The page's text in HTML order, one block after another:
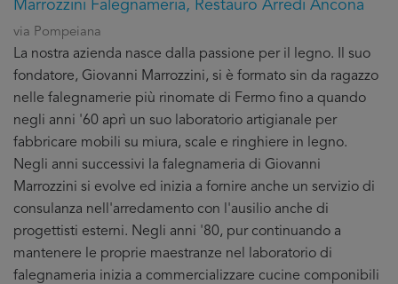
Marrozzini Falegnameria, Restauro Arredi Ancona
via Pompeiana
La nostra azienda nasce dalla passione per il legno. Il suo
fondatore, Giovanni Marrozzini, si è formato sin da ragazzo
nelle falegnamerie più rinomate di Fermo fino a quando
negli anni '60 aprì un suo laboratorio artigianale per
fabbricare mobili su miura, scale e ringhiere in legno.
Negli anni successivi la falegnameria di Giovanni
Marrozzini si evolve ed inizia a fornire anche un servizio di
consulanza nell'arredamento con l'ausilio anche di
progettisti esterni. Negli anni '80, pur continuando a
mantenere le proprie maestranze nel laboratorio di
falegnameria inizia a commercializzare cucine componibili